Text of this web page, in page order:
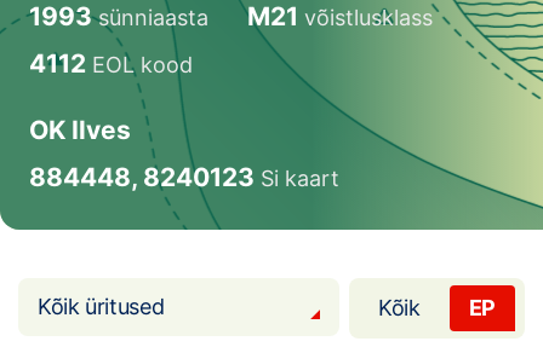
Orienteerujale
Eesti Orienteerumine 100!
Toetamine
Telli litsents!
Noored
1993sünniaasta M21 võistlusklass
4112 EOL kood
OK Ilves
884448, 8240123 Si kaart
Kõik üritused Kõik EP